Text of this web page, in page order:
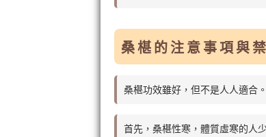
桑椹的注意事項與
桑椹功效雖好，但不是人人適合
首先，桑椹性寒，體質虛寒的人